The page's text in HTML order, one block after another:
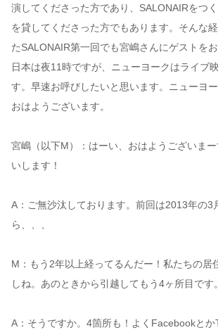
演してくださった方であり、SALONAIRをつ
を貸してくださった方でもあります。そんな
たSALONAIR第一回でも宮嶋さんにゲストをお
日本は夜11時ですが、ニューヨークはライブ
す。早速お呼びしたいと思います。ニューヨー
おはようございます。
宮嶋（以下M）：はーい、おはようございま
いします！
A：ご無沙汰しております。前回は2013年の3
ら、、、
M：もう2年以上経ってるんだー！私たちの居
しね。あのときから引越してもう4ヶ所目です。
A：そうですか。4箇所も！よくFacebookと